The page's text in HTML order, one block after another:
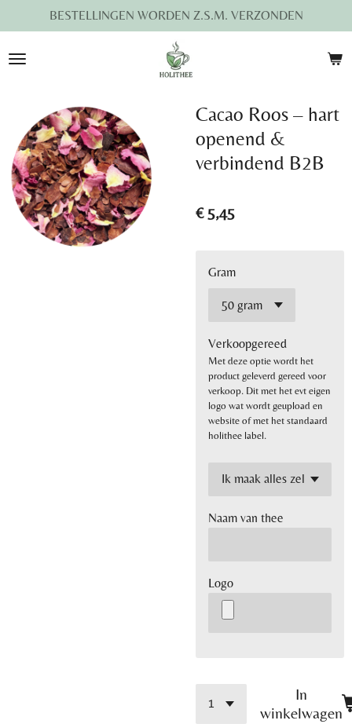
direct
naar
BESTELLINGEN WORDEN Z.S.M. VERZONDEN
Cacao Roos – hart
openend &
verbindend B2B
€ 5,45
Gram
Verkoopgereed
Met deze optie wordt het
product geleverd gereed voor
verkoop. Dit met het evt eigen
logo wat wordt geupload en
website of met het standaard
holithee label.
Naam van thee
Logo
In
winkelwagen